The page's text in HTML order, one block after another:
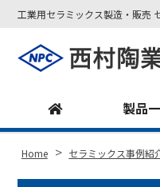
工業用セラミックス製造・販売
製品
Home > セラミックス事例紹